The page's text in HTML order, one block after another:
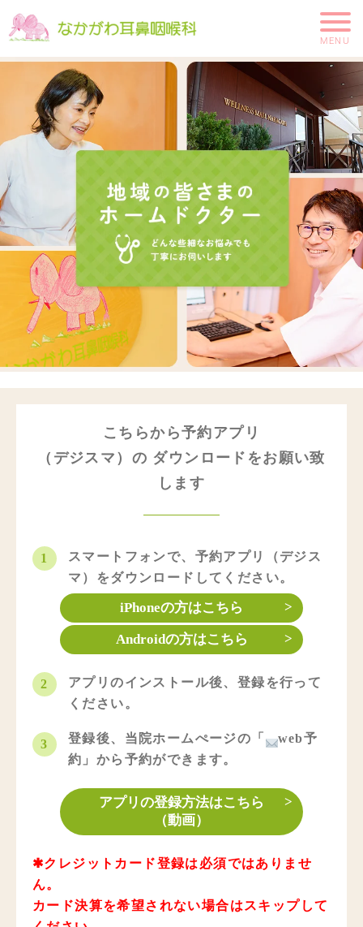
こちらから予約アプリ
（デジスマ）の ダウンロードをお願い致
します
1
スマートフォンで、予約アプリ（デジス
マ）をダウンロードしてください。
iPhoneの方はこちら
Androidの方はこちら
2
アプリのインストール後、登録を行って
ください。
3 登録後、当院ホームぺージの「
web予
約」から予約ができます。
アプリの登録方法はこちら
（動画）
✱クレジットカード登録は必須ではありませ
ん。
カード決算を希望されない場合はスキップして